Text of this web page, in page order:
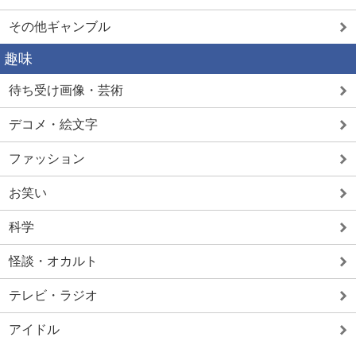
その他ギャンブル
趣味
待ち受け画像・芸術
デコメ・絵文字
ファッション
お笑い
科学
怪談・オカルト
テレビ・ラジオ
アイドル